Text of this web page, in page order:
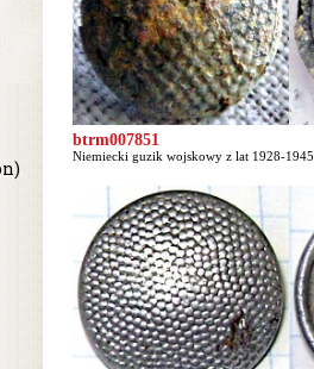
btrm007851
Niemiecki guzik wojskowy z lat 1928-